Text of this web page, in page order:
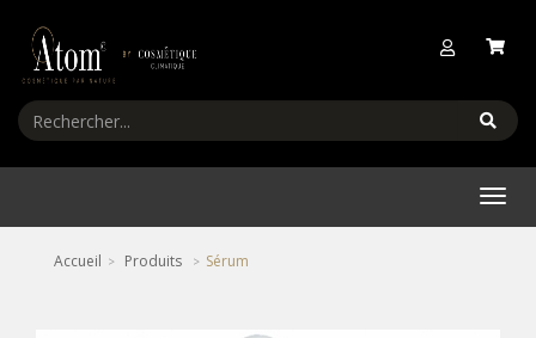
Menu
Accueil Produits Sérum